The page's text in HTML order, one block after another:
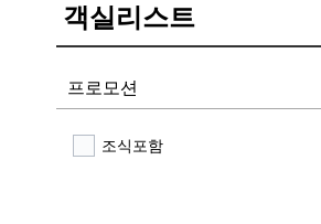
객실리스트
프로모션
조식포함